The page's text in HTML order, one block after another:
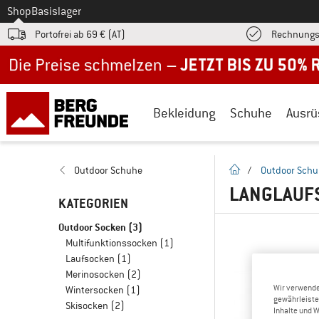
Zum
ShopBasislager
Portofrei ab 69 € (AT)
Bekleidung Schuhe
Outdoor Schuhe
KATEGORIEN
Outdoor Socken (3)
Multifunktionssocken (1)
Laufsocken (1)
Merinosocken (2)
Wintersocken (1)
Skisocken (2)
Startseite
/ Outdoor
Wir
Inhalte und